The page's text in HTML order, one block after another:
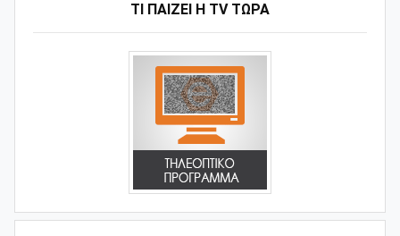
ΤΙ ΠΑΊΖΕΙ Η ΤV ΤΏΡΑ